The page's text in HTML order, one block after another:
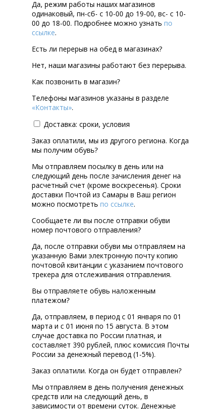
Да, режим работы наших магазинов
одинаковый, пн-сб- с 10-00 до 19-00, вс- с 10-
00 до 18-00. Подробнее можно узнать по
ссылке.
Есть ли перерыв на обед в магазинах?
Нет, наши магазины работают без перерыва.
Как позвонить в магазин?
Телефоны магазинов указаны в разделе
«Контакты».
Доставка: сроки, условия
Заказ оплатили, мы из другого региона. Когда
мы получим обувь?
Мы отправляем посылку в день или на
следующий день после зачисления денег на
расчетный счет (кроме воскресенья). Сроки
доставки Почтой из Самары в Ваш регион
можно посмотреть по ссылке.
Сообщаете ли вы после отправки обуви
номер почтового отправления?
Да, после отправки обуви мы отправляем на
указанную Вами электронную почту копию
почтовой квитанции с указанием почтового
трекера для отслеживания отправления.
Вы отправляете обувь наложенным
платежом?
Да, отправляем, в период с 01 января по 01
марта и с 01 июня по 15 августа. В этом
случае доставка по России платная, и
составляет 390 рублей, плюс комиссия Почты
России за денежный перевод (1-5%).
Заказ оплатили. Когда он будет отправлен?
Мы отправляем в день получения денежных
средств или на следующий день, в
зависимости от времени суток. Денежные